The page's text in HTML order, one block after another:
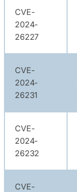
CVE-
2024-
26227
CVE-
2024-
26231
CVE-
2024-
26232
CVE-